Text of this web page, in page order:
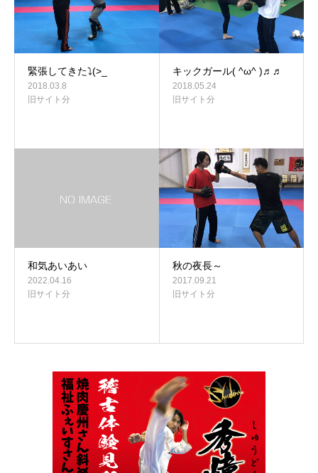
緊張してきた⤵(>_
2018.03.8
旧サイト分
キックガール( ^ω^ )♬♬
2018.05.24
旧サイト分
和気あいあい
2022.04.16
旧サイト分
秋の夜長～
2017.09.21
旧サイト分